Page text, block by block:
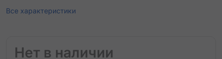
Все характеристики
Нет в наличии